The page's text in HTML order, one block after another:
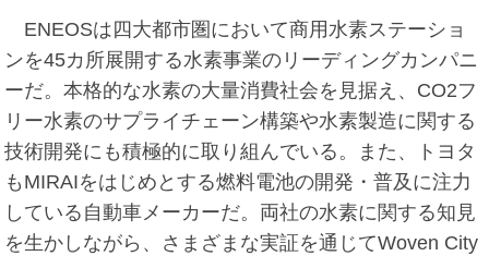
ENEOSは四大都市圏において商用水素ステーショ
ンを45カ所展開する水素事業のリーディングカンパニ
ーだ。本格的な水素の大量消費社会を見据え、CO2フ
リー水素のサプライチェーン構築や水素製造に関する
技術開発にも積極的に取り組んでいる。また、トヨタ
もMIRAIをはじめとする燃料電池の開発・普及に注力
している自動車メーカーだ。両社の水素に関する知見
を生かしながら、さまざまな実証を通じてWoven City